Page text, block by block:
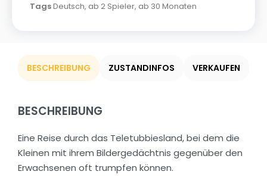
TagsDeutsch, ab 2 Spieler, ab 30 Monaten
BESCHREIBUNG ZUSTANDINFOS VERKAUFEN
BESCHREIBUNG
Eine Reise durch das Teletubbiesland, bei dem die
Kleinen mit ihrem Bildergedächtnis gegenüber den
Erwachsenen oft trumpfen können.